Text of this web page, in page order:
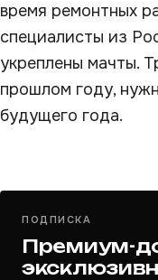
время ремонтных
специалисты из
укреплены мачты.
прошлом году,
будущего года.
ПОДПИСКА
Премиум-